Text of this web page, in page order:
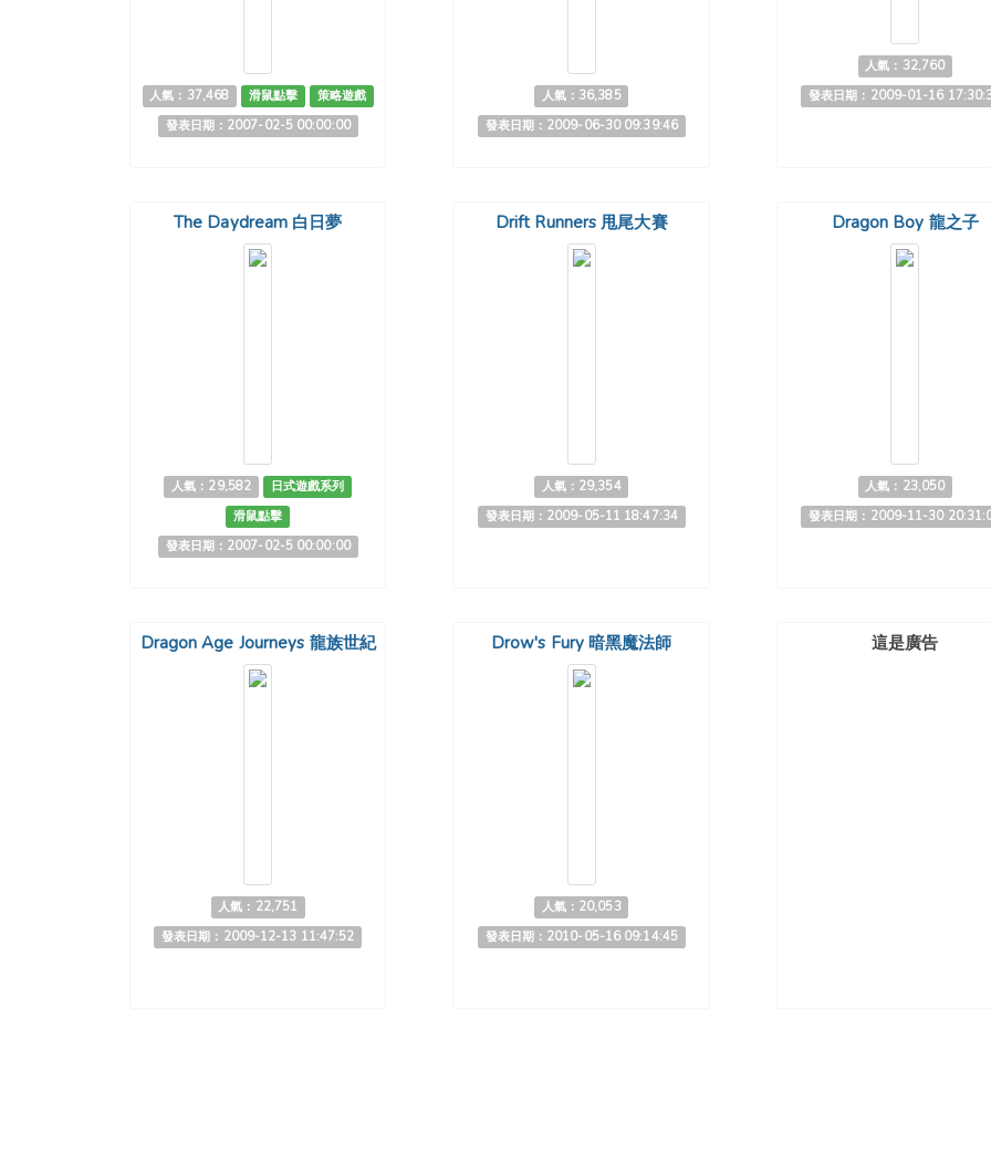
人氣：37,468 滑鼠點擊
策略遊戲
發表日期：2007-02-5 00:00:00
人氣：36,385
發表日期：2009-06-30 09:39:46
人氣：32,760
發表日期：2009-01-16
The Daydream 白日夢
人氣：29,582
日式遊戲系列
滑鼠點擊
發表日期：2007-02-5 00:00:00
Drift Runners 甩尾大賽
人氣：29,354
發表日期：2009-05-11 18:47:34
Dragon Boy 龍之子
人氣：23,050
發表日期：2009-11-30
Dragon Age Journeys 龍族世紀
人氣：22,751
發表日期：2009-12-13 11:47:52
Drow's Fury 暗黑魔法師
人氣：20,053
發表日期：2010-05-16 09:14:45
這是廣告